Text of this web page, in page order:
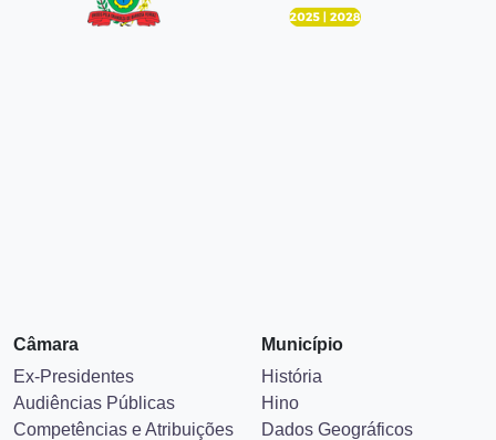
Câmara
Ex-Presidentes
Audiências Públicas
Competências e Atribuições
Município
História
Hino
Dados Geográficos